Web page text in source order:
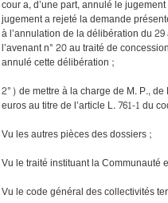
cour a, d’une part, annulé le
jugement a rejeté la demande
à l’annulation de la délibération du
l’avenant n° 20 au traité de
annulé cette délibération ;
2°) de mettre à la charge de M. P.,
euros au titre de l’article L. 761-1 du
Vu les autres pièces des dossiers ;
Vu le traité instituant la Communauté
Vu le code général des collectivités